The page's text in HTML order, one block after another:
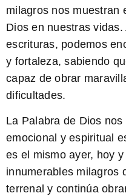
milagros nos muestran
Dios en nuestras
escrituras, podemos
y fortaleza, sabiendo
capaz de obrar
dificultades.
La Palabra de Dios
emocional y espiritual
es el mismo ayer, hoy
innumerables milagros
terrenal y continúa